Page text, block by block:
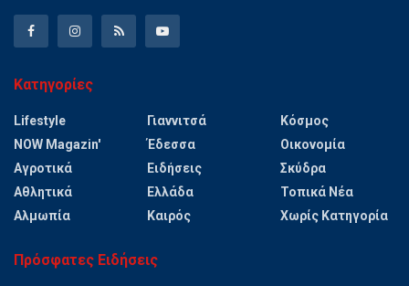
Κατηγορίες
Lifestyle
NOW Magazin'
Αγροτικά
Αθλητικά
Αλμωπία
Γιαννιτσά
Έδεσσα
Ειδήσεις
Ελλάδα
Καιρός
Κόσμος
Οικονομία
Σκύδρα
Τοπικά Νέα
Χωρίς Κατηγορία
Πρόσφατες Ειδήσεις